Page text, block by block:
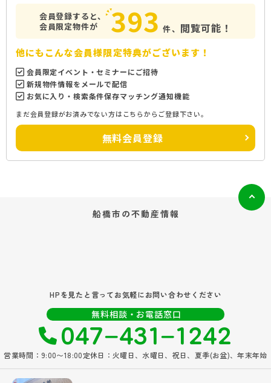
会員登録すると、
会員限定物件が
393 件、 閲覧可能！
他にもこんな会員様限定特典がございます！
会員限定イベント・セミナーにご招待
新規物件情報をメールで配信
お気に入り・検索条件保存マッチング通知機能
まだ会員登録がお済みでない方はこちらからご登録下さい。
無料会員登録
船橋市の不動産情報
HPを見たと言ってお気軽にお問い合わせください
無料相談・お電話窓口
047‐431‐1242
営業時間：9:00〜18:00定休日：火曜日、水曜日、祝日、夏季(お盆)、年末年始